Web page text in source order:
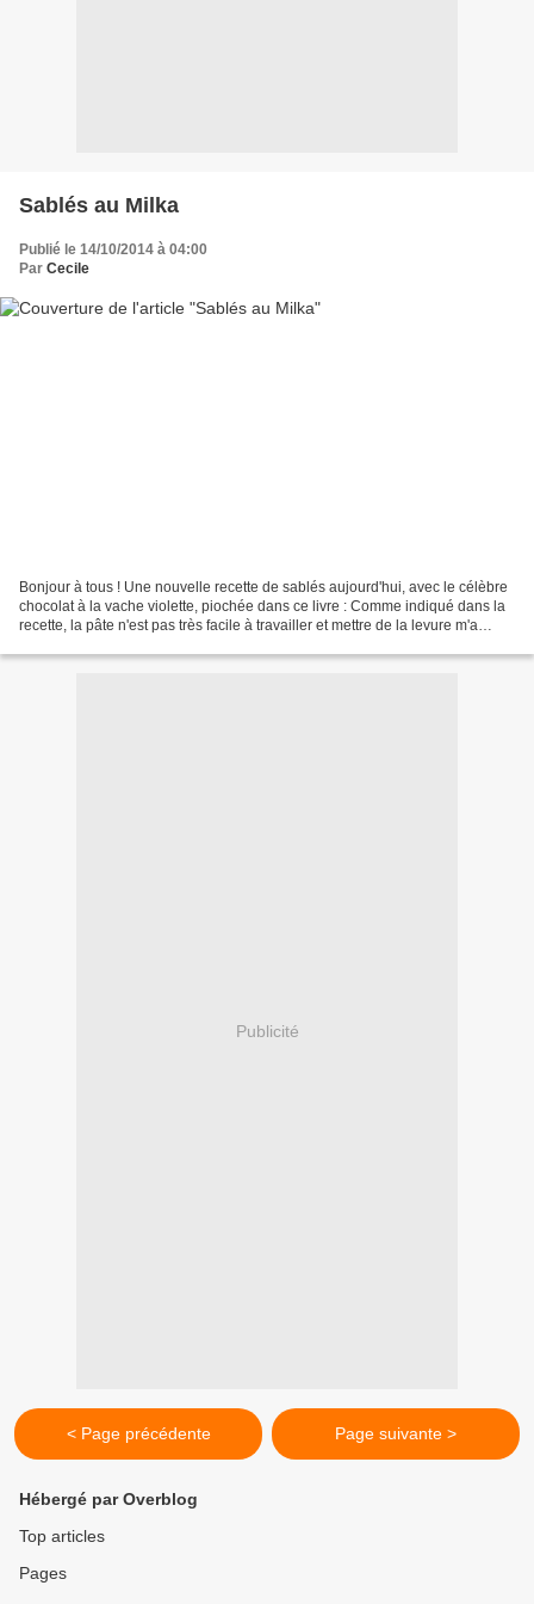
Sablés au Milka
Publié le 14/10/2014 à 04:00
Par Cecile
Bonjour à tous ! Une nouvelle recette de sablés aujourd'hui, avec le célèbre
chocolat à la vache violette, piochée dans ce livre : Comme indiqué dans la
recette, la pâte n'est pas très facile à travailler et mettre de la levure m'a
Publicité
< Page précédente Page suivante >
Hébergé par Overblog
Top articles
Pages